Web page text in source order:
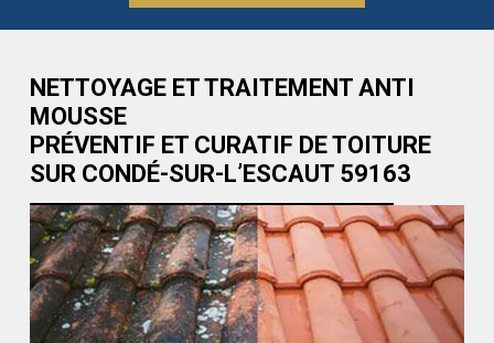
NETTOYAGE ET TRAITEMENT ANTI
MOUSSE
PRÉVENTIF ET CURATIF DE TOITURE
SUR CONDÉ-SUR-L’ESCAUT 59163